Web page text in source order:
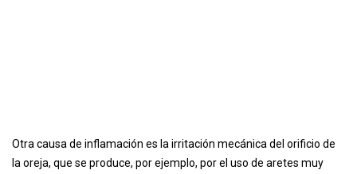
Otra causa de inflamación es la irritación mecánica del orificio de
la oreja, que se produce, por ejemplo, por el uso de aretes muy